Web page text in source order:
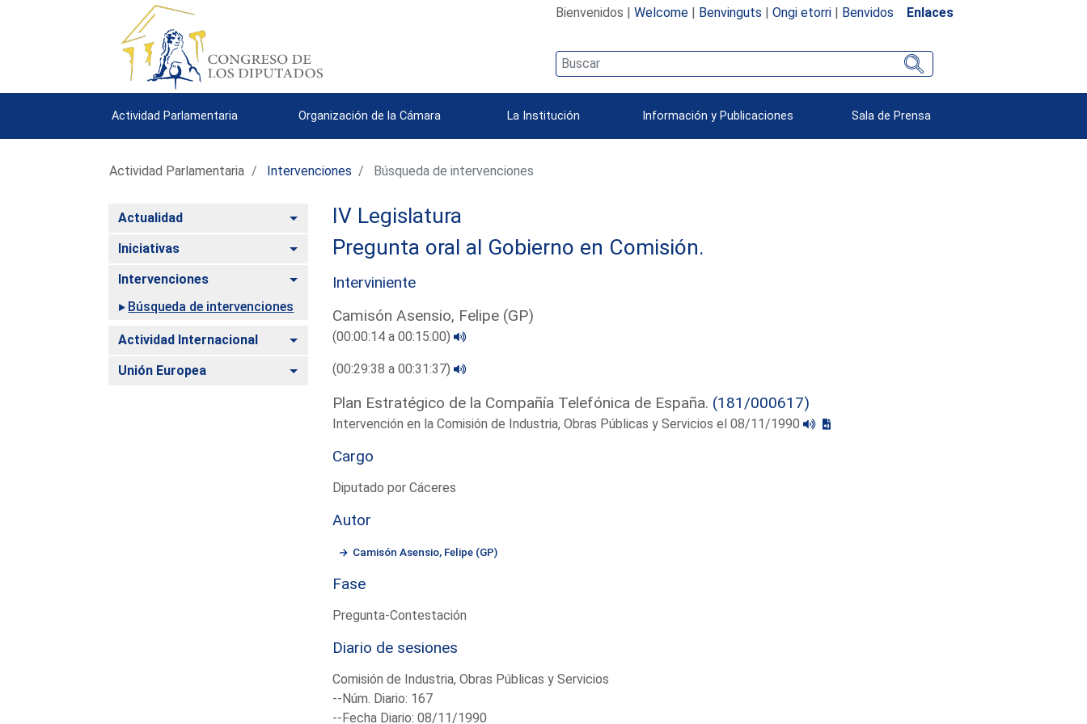
Bienvenidos | Welcome| Benvinguts | Ongi etorri| Benvidos Enlaces
Actividad Parlamentaria Organización de la Cámara La Institución Información y Publicaciones Sala de Prensa
Actividad Parlamentaria Intervenciones Búsqueda de intervenciones
Actualidad Alternar
Iniciativas Alternar
Intervenciones
Alternar
Búsqueda de intervenciones
Actividad Internacional Alternar
Unión Europea Alternar
IV Legislatura
Pregunta oral al Gobierno en Comisión.
Interviniente
Camisón Asensio, Felipe (GP)
(00:00:14 a 00:15:00)
(00:29:38 a 00:31:37)
Plan Estratégico de la Compañía Telefónica de España. (181/000617)
Intervención en la Comisión de Industria, Obras Públicas y Servicios el 08/11/1990
Cargo
Diputado por Cáceres
Autor
Camisón Asensio, Felipe (GP)
Fase
Pregunta-Contestación
Diario de sesiones
Comisión de Industria, Obras Públicas y Servicios
--Núm. Diario: 167
--Fecha Diario: 08/11/1990